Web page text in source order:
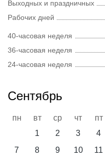
Выходных и праздничных
Рабочих дней
40-часовая неделя
36-часовая неделя
24-часовая неделя
Сентябрь
пн вт ср чт пт
1
2 3 4
7
8 9 10 11